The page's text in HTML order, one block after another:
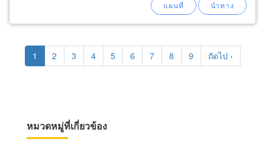
Pagination
Current
page
1 Page
2 Page
3 Page
4 Page
5 Page
6 Page
7 Page
8 Page
9
Next
page
ถัดไป ›
หมวดหมู่ที่เกี่ยวข้อง